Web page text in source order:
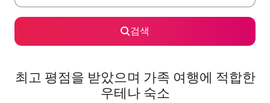
검색
최고 평점을 받았으며 가족 여행에 적합한
우테나 숙소